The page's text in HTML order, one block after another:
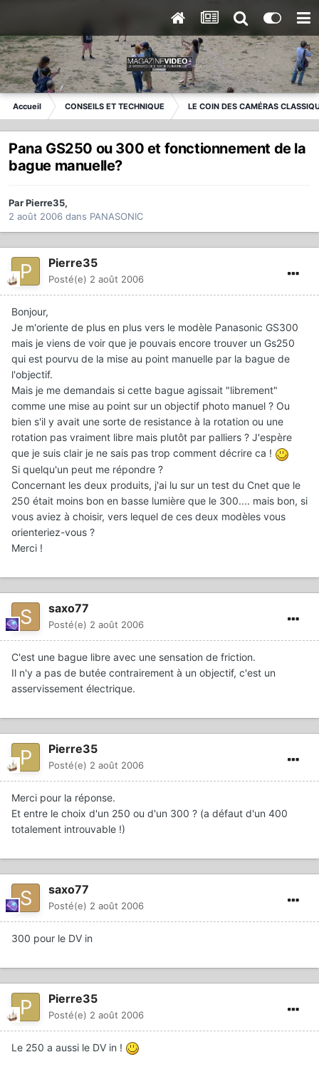
Accueil CONSEILS ET TECHNIQUE LE COIN DES CAMÉRAS
Pana GS250 ou 300 et fonctionnement de la
bague manuelle?
ParPierre35,
2 août 2006 dans PANASONIC
Pierre35
Posté(e) 2 août 2006
Bonjour,
Je m'oriente de plus en plus vers le modèle Panasonic GS300
mais je viens de voir que je pouvais encore trouver un Gs250
qui est pourvu de la mise au point manuelle par la bague de
l'objectif.
Mais je me demandais si cette bague agissait "librement"
comme une mise au point sur un objectif photo manuel ? Ou
bien s'il y avait une sorte de resistance à la rotation ou une
rotation pas vraiment libre mais plutôt par palliers ? J'espère
que je suis clair je ne sais pas trop comment décrire ca !
Si quelqu'un peut me répondre ?
Concernant les deux produits, j'ai lu sur un test du Cnet que le
250 était moins bon en basse lumière que le 300.... mais bon, si
vous aviez à choisir, vers lequel de ces deux modèles vous
orienteriez-vous ?
Merci !
saxo77
Posté(e) 2 août 2006
C'est une bague libre avec une sensation de friction.
Il n'y a pas de butée contrairement à un objectif, c'est un
asservissement électrique.
Pierre35
Posté(e) 2 août 2006
Merci pour la réponse.
Et entre le choix d'un 250 ou d'un 300 ? (a défaut d'un 400
totalement introuvable !)
saxo77
Posté(e) 2 août 2006
300 pour le DV in
Pierre35
Posté(e) 2 août 2006
Le 250 a aussi le DV in !